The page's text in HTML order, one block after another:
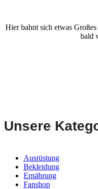
Hier bahnt sich etwas
bald
Unsere
Ausrüstung
Bekleidung
Ernährung
Fanshop